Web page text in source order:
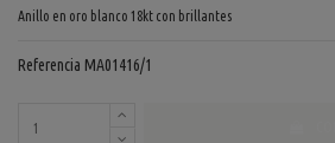
Anillo en oro blanco 18kt con brillantes
Referencia MA01416/1